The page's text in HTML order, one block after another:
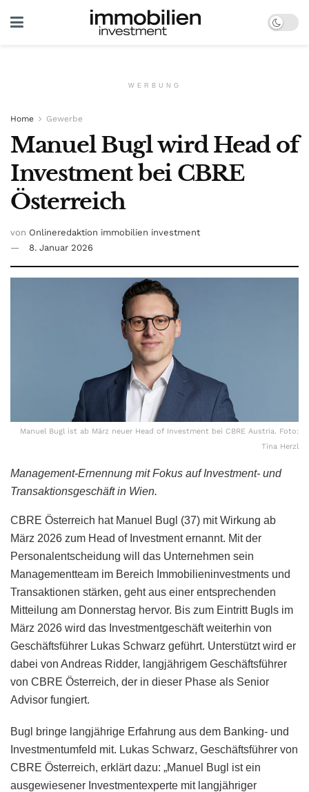
WERBUNG
Home Gewerbe
Manuel Bugl wird Head of
Investment bei CBRE
Österreich
von Onlineredaktion immobilien investment
8. Januar 2026
Manuel Bugl ist ab März neuer Head of Investment bei CBRE Austria. Foto:
Tina Herzl
Management-Ernennung mit Fokus auf Investment- und
Transaktionsgeschäft in Wien.
CBRE Österreich hat Manuel Bugl (37) mit Wirkung ab
März 2026 zum Head of Investment ernannt. Mit der
Personalentscheidung will das Unternehmen sein
Managementteam im Bereich Immobilieninvestments und
Transaktionen stärken, geht aus einer entsprechenden
Mitteilung am Donnerstag hervor. Bis zum Eintritt Bugls im
März 2026 wird das Investmentgeschäft weiterhin von
Geschäftsführer Lukas Schwarz geführt. Unterstützt wird er
dabei von Andreas Ridder, langjährigem Geschäftsführer
von CBRE Österreich, der in dieser Phase als Senior
Advisor fungiert.
Bugl bringe langjährige Erfahrung aus dem Banking- und
Investmentumfeld mit. Lukas Schwarz, Geschäftsführer von
CBRE Österreich, erklärt dazu: „Manuel Bugl ist ein
ausgewiesener Investmentexperte mit langjähriger